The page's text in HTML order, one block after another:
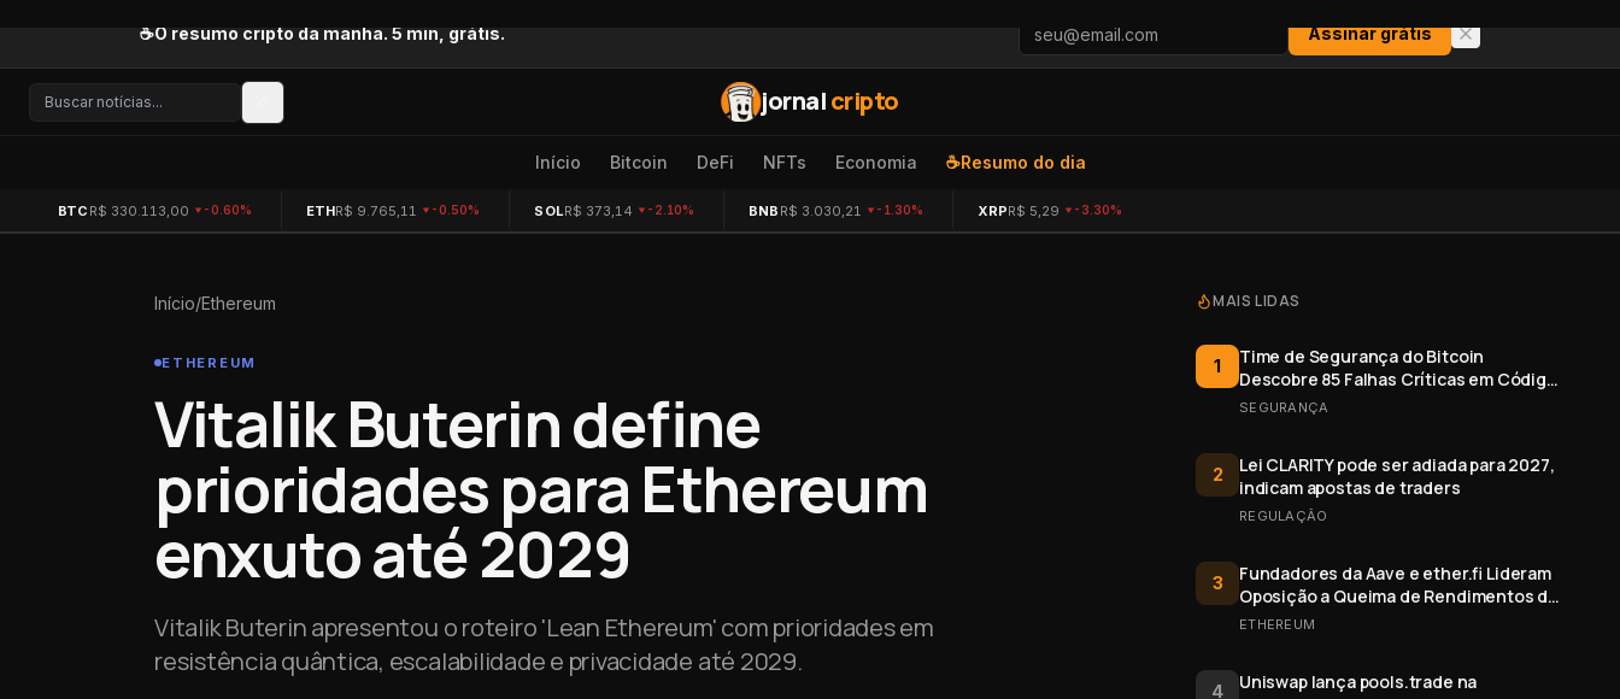
☕O resumo cripto da manhã. 5 min, grátis. Assinar grátis
jornalcripto
Início Bitcoin DeFi NFTs Economia ☕Resumo do dia
BTC R$ 330.113,00 -0.60% ETHR$ 9.765,11 -0.50% SOLR$ 373,14 -2.10% BNB R$ 3.030,21 -1.30% XRPR$ 5,29 -3.30%
Início/Ethereum
ETHEREUM
Vitalik Buterin define
prioridades para Ethereum
enxuto até 2029
Vitalik Buterin apresentou o roteiro 'Lean Ethereum' com prioridades em
resistência quântica, escalabilidade e privacidade até 2029.
MAIS LIDAS
1
Time de Segurança do Bitcoin
Descobre 85 Falhas Críticas em Código
Aberto
SEGURANÇA
2
Lei CLARITY pode ser adiada para 2027,
indicam apostas de traders
REGULAÇÃO
3
Fundadores da Aave e ether.fi Lideram
Oposição a Queima de Rendimentos de
Staking do Ethereum
ETHEREUM
4
Uniswap lança pools.trade na